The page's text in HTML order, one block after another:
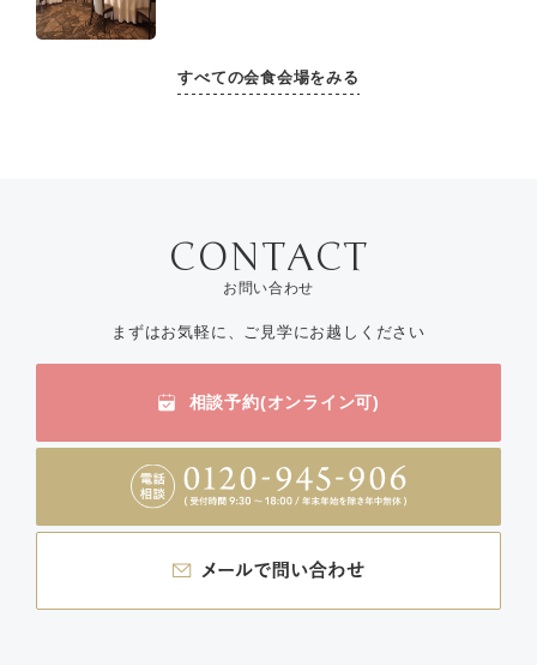
すべての会食会場をみる
お問い合わせ
まずはお気軽に、ご見学にお越しください
相談予約(オンライン可)